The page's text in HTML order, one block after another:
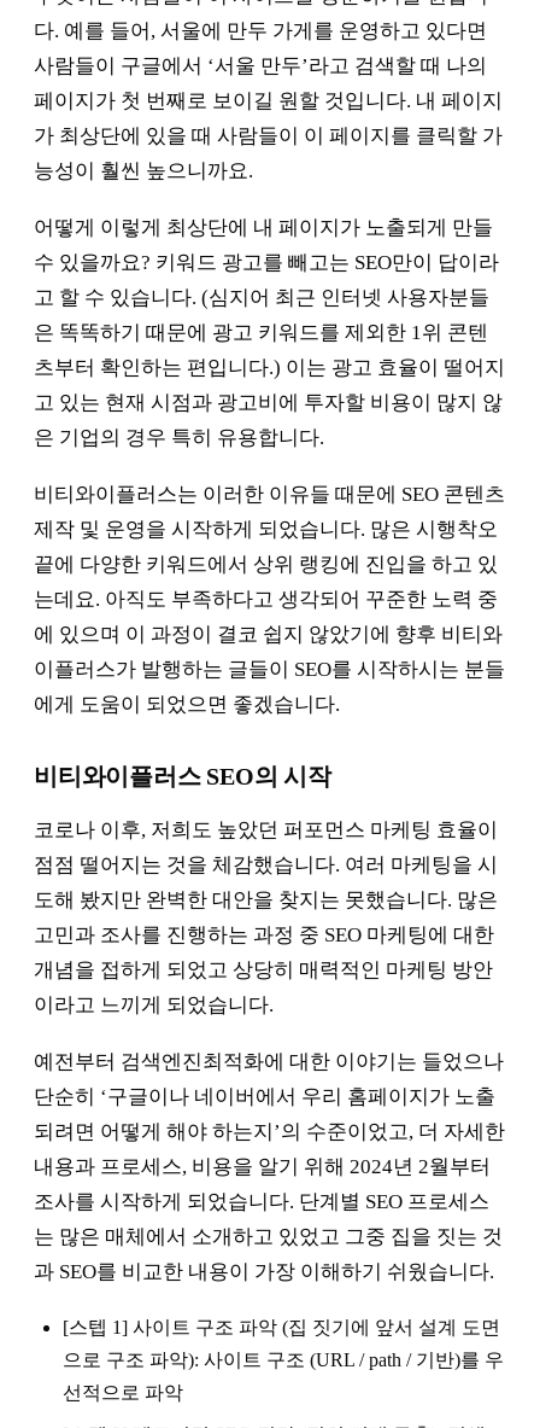
다. 예를 들어, 서울에 만두 가게를 운영하고 있다면
사람들이 구글에서 ‘서울 만두’라고 검색할 때 나의
페이지가 첫 번째로 보이길 원할 것입니다. 내 페이지
가 최상단에 있을 때 사람들이 이 페이지를 클릭할 가
능성이 훨씬 높으니까요.
어떻게 이렇게 최상단에 내 페이지가 노출되게 만들
수 있을까요? 키워드 광고를 빼고는 SEO만이 답이라
고 할 수 있습니다. (심지어 최근 인터넷 사용자분들
은 똑똑하기 때문에 광고 키워드를 제외한 1위 콘텐
츠부터 확인하는 편입니다.) 이는 광고 효율이 떨어지
고 있는 현재 시점과 광고비에 투자할 비용이 많지 않
은 기업의 경우 특히 유용합니다.
비티와이플러스는 이러한 이유들 때문에 SEO 콘텐츠
제작 및 운영을 시작하게 되었습니다. 많은 시행착오
끝에 다양한 키워드에서 상위 랭킹에 진입을 하고 있
는데요. 아직도 부족하다고 생각되어 꾸준한 노력 중
에 있으며 이 과정이 결코 쉽지 않았기에 향후 비티와
이플러스가 발행하는 글들이 SEO를 시작하시는 분들
에게 도움이 되었으면 좋겠습니다.
비티와이플러스 SEO의 시작
코로나 이후, 저희도 높았던 퍼포먼스 마케팅 효율이
점점 떨어지는 것을 체감했습니다. 여러 마케팅을 시
도해 봤지만 완벽한 대안을 찾지는 못했습니다. 많은
고민과 조사를 진행하는 과정 중 SEO 마케팅에 대한
개념을 접하게 되었고 상당히 매력적인 마케팅 방안
이라고 느끼게 되었습니다.
예전부터 검색엔진최적화에 대한 이야기는 들었으나
단순히 ‘구글이나 네이버에서 우리 홈페이지가 노출
되려면 어떻게 해야 하는지’의 수준이었고, 더 자세한
내용과 프로세스, 비용을 알기 위해 2024년 2월부터
조사를 시작하게 되었습니다. 단계별 SEO 프로세스
는 많은 매체에서 소개하고 있었고 그중 집을 짓는 것
과 SEO를 비교한 내용이 가장 이해하기 쉬웠습니다.
[스텝 1] 사이트 구조 파악 (집 짓기에 앞서 설계 도면
으로 구조 파악): 사이트 구조 (URL / path / 기반)를 우
선적으로 파악